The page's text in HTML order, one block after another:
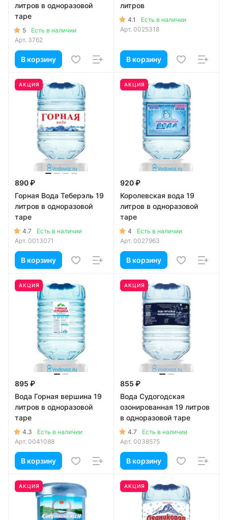
литров в одноразовой
таре
5
Есть в наличии
Арт. 3762
В корзину
литров
4.1
Есть в наличии
Арт. 0025318
В корзину
АКЦИЯ
890 ₽
Горная Вода Теберэль 19
литров в одноразовой
таре
4.7
Есть в наличии
Арт. 0013071
В корзину
АКЦИЯ
920 ₽
Королевская вода 19
литров в одноразовой
таре
4
Есть в наличии
Арт. 0027963
В корзину
АКЦИЯ
895 ₽
Вода Горная вершина 19
литров в одноразовой
таре
4.3
Есть в наличии
Арт. 0041088
В корзину
АКЦИЯ
855 ₽
Вода Судогодская
озонированная 19 литров
в одноразовой таре
4.7
Есть в наличии
Арт. 0038575
В корзину
АКЦИЯ АКЦИЯ